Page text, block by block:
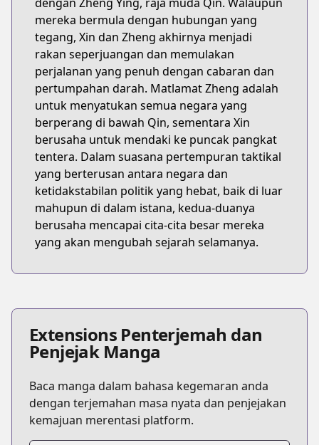
mereka bermula dengan hubungan yang
tegang, Xin dan Zheng akhirnya menjadi
rakan seperjuangan dan memulakan
perjalanan yang penuh dengan cabaran dan
pertumpahan darah. Matlamat Zheng adalah
untuk menyatukan semua negara yang
berperang di bawah Qin, sementara Xin
berusaha untuk mendaki ke puncak pangkat
tentera. Dalam suasana pertempuran taktikal
yang berterusan antara negara dan
ketidakstabilan politik yang hebat, baik di luar
mahupun di dalam istana, kedua-duanya
berusaha mencapai cita-cita besar mereka
yang akan mengubah sejarah selamanya.
Extensions Penterjemah dan
Penjejak Manga
Baca manga dalam bahasa kegemaran anda
dengan terjemahan masa nyata dan penjejakan
kemajuan merentasi platform.